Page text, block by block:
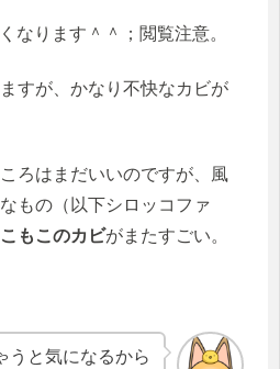
なります＾＾；閲覧注意。
すが、かなり不快なカビが
ろはまだいいのですが、風
もの（以下シロッコファ
もこのカビがまたすごい。
うと気になるから